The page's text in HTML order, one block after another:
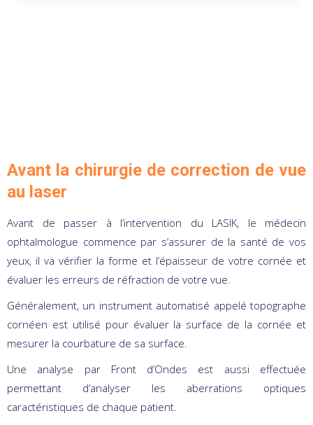
Avant la chirurgie de correction de vue
au laser
Avant de passer à l’intervention du LASIK, le médecin
ophtalmologue commence par s’assurer de la santé de vos
yeux, il va vérifier la forme et l’épaisseur de votre cornée et
évaluer les erreurs de réfraction de votre vue.
Généralement, un instrument automatisé appelé topographe
cornéen est utilisé pour évaluer la surface de la cornée et
mesurer la courbature de sa surface.
Une analyse par Front d’Ondes est aussi effectuée
permettant d’analyser les aberrations optiques
caractéristiques de chaque patient.